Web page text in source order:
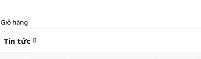
Giỏ hàng
Tin tức